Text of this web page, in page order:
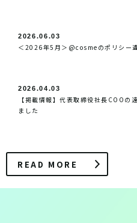
2026.06.03
＜2026年5月＞@cosmeのポリシー
2026.04.03
【掲載情報】代表取締役社長COO
ました
READ MORE